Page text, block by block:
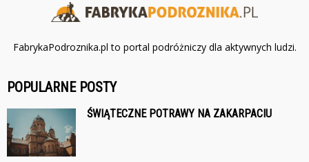
FabrykaPodroznika.pl to portal podróżniczy dla aktywnych ludzi.
POPULARNE POSTY
ŚWIĄTECZNE POTRAWY NA ZAKARPACIU